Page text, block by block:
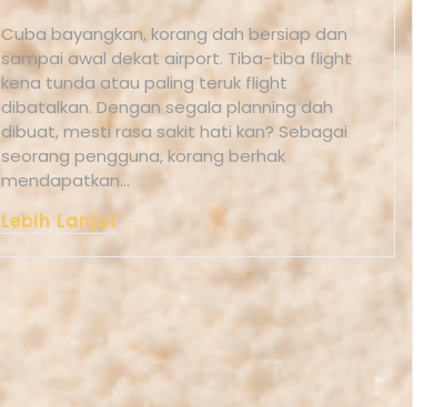
Cuba bayangkan, korang dah bersiap dan
sampai awal dekat airport. Tiba-tiba flight
kena tunda atau paling teruk flight
dibatalkan. Dengan segala planning dah
dibuat, mesti rasa sakit hati kan? Sebagai
seorang pengguna, korang berhak
mendapatkan…
Lebih Lanjut